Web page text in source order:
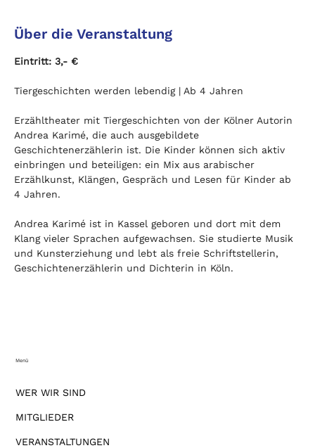
Über die Veranstaltung
Eintritt: 3,- €
Tiergeschichten werden lebendig | Ab 4 Jahren
Erzähltheater mit Tiergeschichten von der Kölner Autorin
Andrea Karimé, die auch ausgebildete
Geschichtenerzählerin ist. Die Kinder können sich aktiv
einbringen und beteiligen: ein Mix aus arabischer
Erzählkunst, Klängen, Gespräch und Lesen für Kinder ab
4 Jahren.
Andrea Karimé ist in Kassel geboren und dort mit dem
Klang vieler Sprachen aufgewachsen. Sie studierte Musik
und Kunsterziehung und lebt als freie Schriftstellerin,
Geschichtenerzählerin und Dichterin in Köln.
WER WIR SIND
MITGLIEDER
VERANSTALTUNGEN
Menü